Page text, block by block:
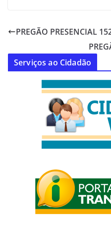
PREGÃO PRESENCIAL
Serviços ao Cidadão